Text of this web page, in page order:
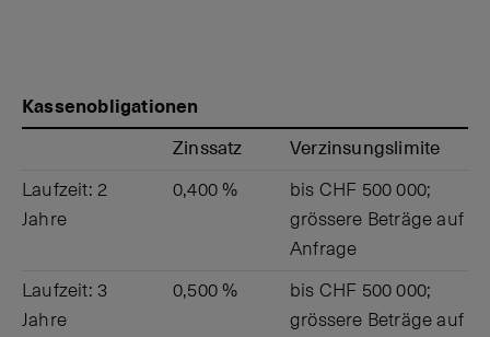
Kassenobligationen
Zinssatz
Verzins­ungs­limite
Laufzeit: 2
Jahre
0,400 %
bis CHF 500 000;
grössere Beträge auf
Anfrage
Laufzeit: 3
Jahre
0,500 %
bis CHF 500 000;
grössere Beträge auf